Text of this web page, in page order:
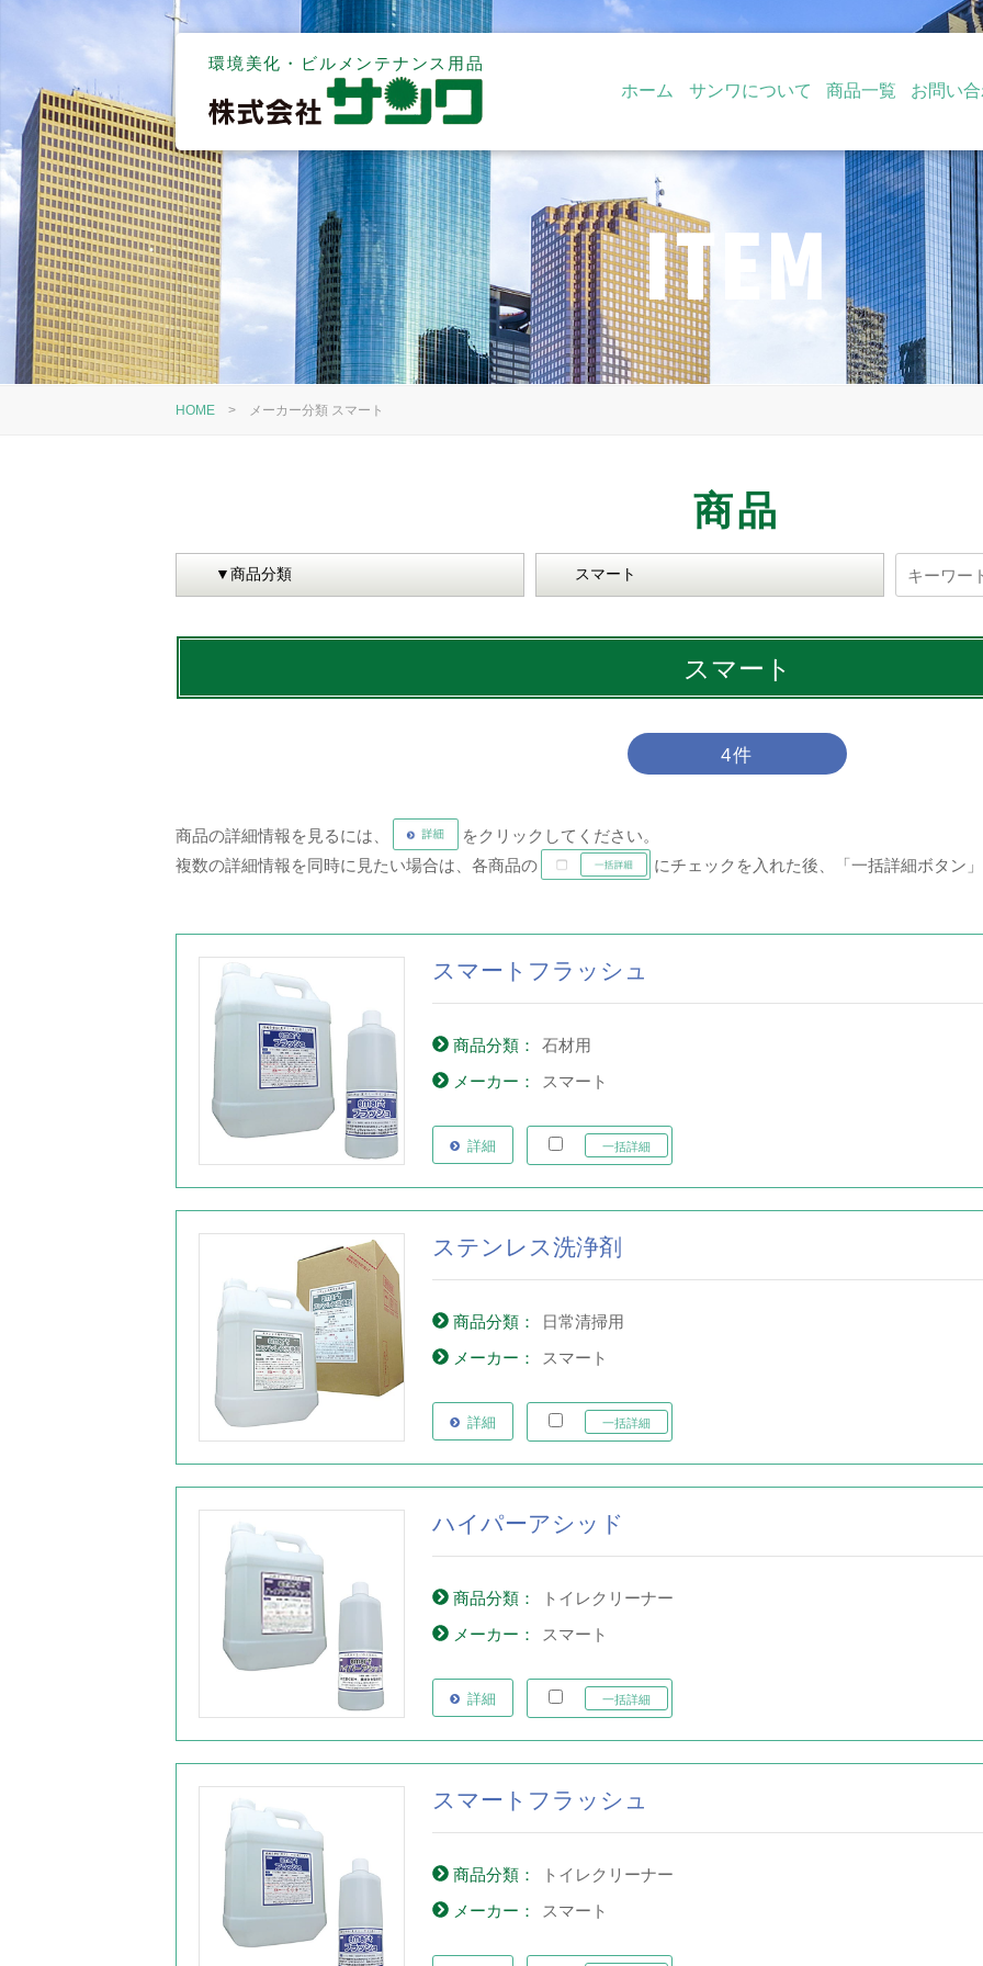
環境美化・ビルメンテナンス用品
ホーム
サンワについて 商品一覧 お問い
ITEM
ITEM
HOME > メーカー分類 スマート
商品
スマート
4件
商品の詳細情報を見るには、
をクリックしてください。
複数の詳細情報を同時に見たい場合は、各商品の
にチェックを入れた後、「一括詳細ボタン
スマートフラッシュ
商品分類：
石材用
メーカー：
スマート
詳細 一括詳細
ステンレス洗浄剤
商品分類：
日常清掃用
メーカー：
スマート
詳細 一括詳細
ハイパーアシッド
商品分類：
トイレクリーナー
メーカー：
スマート
詳細 一括詳細
スマートフラッシュ
商品分類：
トイレクリーナー
メーカー：
スマート